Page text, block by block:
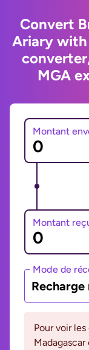
Convert
Ariary
MGA
Montant
Montant
Mode de
Recharge
Pour voir